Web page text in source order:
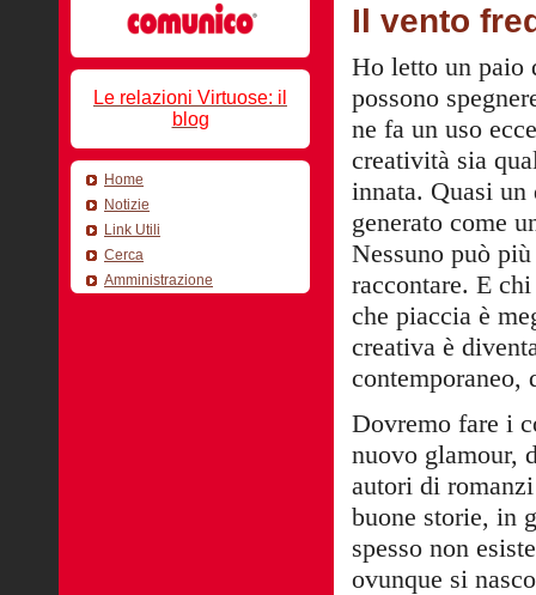
Le relazioni Virtuose: il
blog
Home
Notizie
Link Utili
Cerca
Amministrazione
Il vento
Ho letto un paio
possono
ne fa un uso
creatività sia
innata. Quasi un
generato come
Nessuno può
raccontare. E
che piaccia è
creativa è
contemporaneo,
Dovremo fare i
nuovo glamour,
autori di
buone storie, in
spesso non
ovunque si